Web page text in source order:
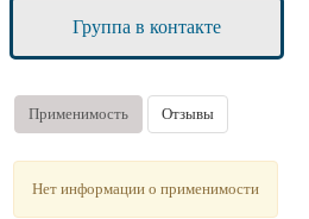
Группа в контакте
Применимость Отзывы
Нет информации о применимости